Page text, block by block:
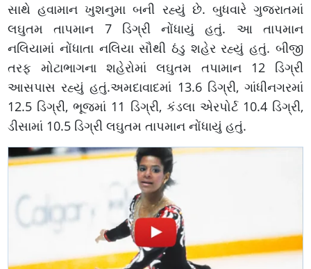
સાથે હવામાન ખુશનુમા બની રહ્યું છે. બુધવારે ગુજરાતમાં
લઘુતમ તાપમાન 7 ડિગ્રી નોંધાયું હતું. આ તાપમાન
નલિયામાં નોંધાતા નલિયા સૌથી ઠંડુ શહેર રહ્યું હતું. બીજી
તરફ મોટાભાગના શહેરોમાં લઘુતમ તપામાન 12 ડિગ્રી
આસપાસ રહ્યું હતું.અમદાવાદમાં 13.6 ડિગ્રી, ગાંધીનગરમાં
12.5 ડિગ્રી, ભૂજમાં 11 ડિગ્રી, કંડલા એરપોર્ટ 10.4 ડિગ્રી,
ડીસામાં 10.5 ડિગ્રી લઘુતમ તાપમાન નોંધાયું હતું.